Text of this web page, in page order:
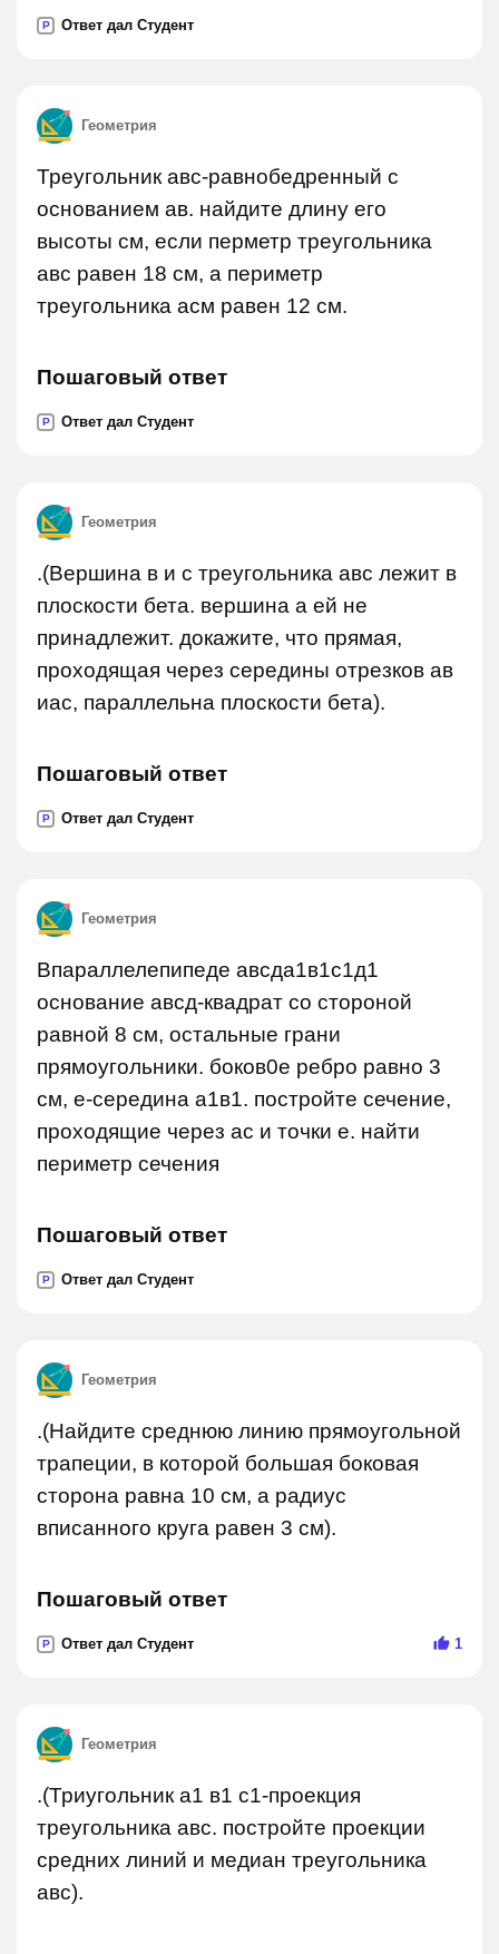
P Ответ дал Студент
Геометрия
Треугольник авс-равнобедренный с
основанием ав. найдите длину его
высоты см, если перметр треугольника
авс равен 18 см, а периметр
треугольника асм равен 12 см.
Пошаговый ответ
P Ответ дал Студент
Геометрия
.(Вершина в и с треугольника авс лежит в
плоскости бета. вершина а ей не
принадлежит. докажите, что прямая,
проходящая через середины отрезков ав
иас, параллельна плоскости бета).
Пошаговый ответ
P Ответ дал Студент
Геометрия
Впараллелепипеде авсда1в1с1д1
основание авсд-квадрат со стороной
равной 8 см, остальные грани
прямоугольники. боков0е ребро равно 3
см, е-середина а1в1. постройте сечение,
проходящие через ас и точки е. найти
периметр сечения
Пошаговый ответ
P Ответ дал Студент
Геометрия
.(Найдите среднюю линию прямоугольной
трапеции, в которой большая боковая
сторона равна 10 см, а радиус
вписанного круга равен 3 см).
Пошаговый ответ
P Ответ дал Студент 1
Геометрия
.(Триугольник а1 в1 с1-проекция
треугольника авс. постройте проекции
средних линий и медиан треугольника
авс).